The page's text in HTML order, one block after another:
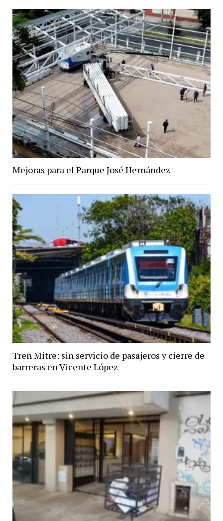
Mejoras para el Parque José Hernández
Tren Mitre: sin servicio de pasajeros y cierre de
barreras en Vicente López